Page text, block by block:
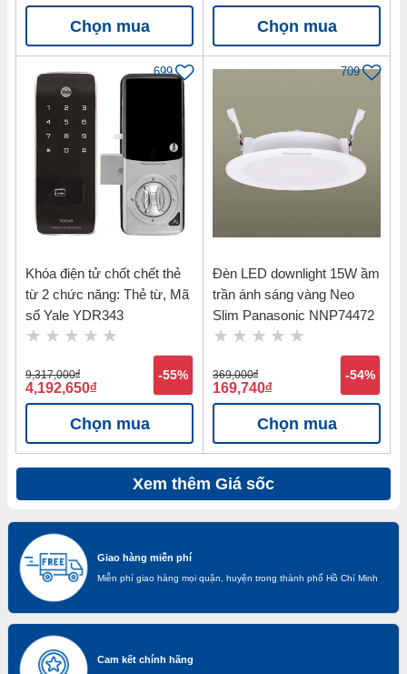
Chọn mua Chọn mua
699
Khóa điện tử chốt chết thẻ
từ 2 chức năng: Thẻ từ, Mã
số Yale YDR343
9,317,000đ
4,192,650đ
-55%
Chọn mua
709
Đèn LED downlight 15W ầm
trần ánh sáng vàng Neo
Slim Panasonic NNP74472
369,000đ
169,740đ
-54%
Chọn mua
Xem thêm Giá sốc
Giao hàng miễn phí
Miễn phí giao hàng mọi quận, huyện trong thành phố Hồ Chí Minh
Cam kết chính hãng